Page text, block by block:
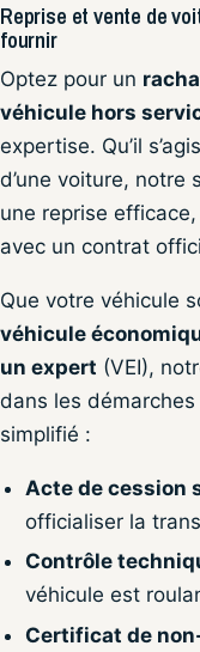
Reprise et vente de
fournir
Optez pour un
véhicule hors
expertise. Qu’il
d’une voiture, notre
une reprise
avec un contrat
Que votre véhicule
véhicule
un expert (VEI),
dans les
simplifié :
Acte de cession
officialiser la
Contrôle
véhicule est
Certificat de